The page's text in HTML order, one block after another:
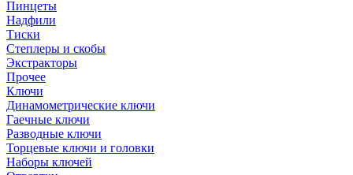
Пинцеты
Надфили
Тиски
Степлеры и скобы
Экстракторы
Прочее
Ключи
Динамометрические ключи
Гаечные ключи
Разводные ключи
Торцевые ключи и головки
Наборы ключей